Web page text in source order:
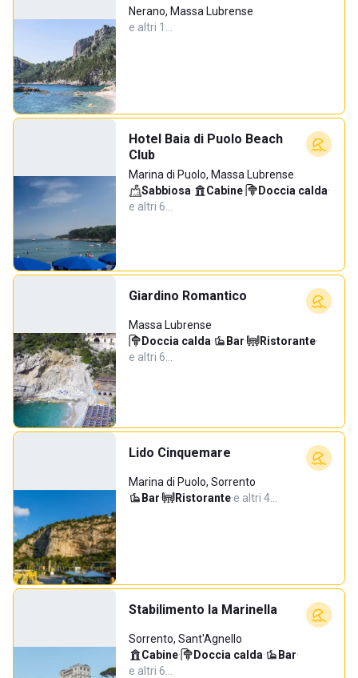
Nerano, Massa Lubrense
e altri 1…
Hotel Baia di Puolo Beach
Club
Marina di Puolo, Massa Lubrense
Sabbiosa· Cabine· Doccia calda·
e altri 6…
Giardino Romantico
Massa Lubrense
Doccia calda· Bar· Ristorante·
e altri 6…
Lido Cinquemare
Marina di Puolo, Sorrento
Bar· Ristorante·e altri 4…
Stabilimento la Marinella
Sorrento, Sant'Agnello
Cabine· Doccia calda· Bar·
e altri 6…